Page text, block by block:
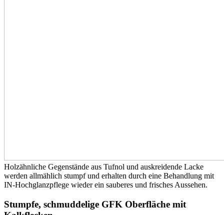
Holzähnliche Gegenstände aus Tufnol und auskreidende Lacke
werden allmählich stumpf und erhalten durch eine Behandlung mit
IN-Hochglanzpflege wieder ein sauberes und frisches Aussehen.
Stumpfe, schmuddelige GFK Oberfläche mit